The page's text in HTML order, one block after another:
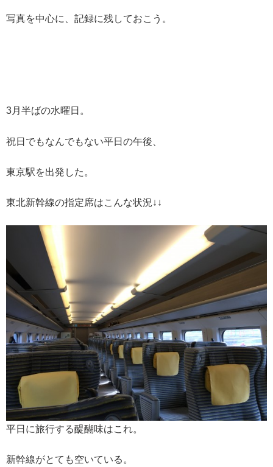
写真を中心に、記録に残しておこう。
3月半ばの水曜日。
祝日でもなんでもない平日の午後、
東京駅を出発した。
東北新幹線の指定席はこんな状況↓↓
平日に旅行する醍醐味はこれ。
新幹線がとても空いている。